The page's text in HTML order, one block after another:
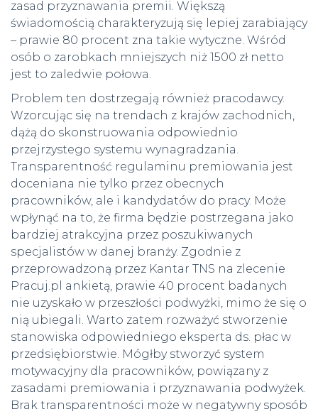
zasad przyznawania premii. Większą
świadomością charakteryzują się lepiej zarabiający
– prawie 80 procent zna takie wytyczne. Wśród
osób o zarobkach mniejszych niż 1500 zł netto
jest to zaledwie połowa.
Problem ten dostrzegają również pracodawcy.
Wzorcując się na trendach z krajów zachodnich,
dążą do skonstruowania odpowiednio
przejrzystego systemu wynagradzania.
Transparentność regulaminu premiowania jest
doceniana nie tylko przez obecnych
pracowników, ale i kandydatów do pracy. Może
wpłynąć na to, że firma będzie postrzegana jako
bardziej atrakcyjna przez poszukiwanych
specjalistów w danej branży. Zgodnie z
przeprowadzoną przez Kantar TNS na zlecenie
Pracuj.pl ankietą, prawie 40 procent badanych
nie uzyskało w przeszłości podwyżki, mimo że się o
nią ubiegali. Warto zatem rozważyć stworzenie
stanowiska odpowiedniego eksperta ds. płac w
przedsiębiorstwie. Mógłby stworzyć system
motywacyjny dla pracowników, powiązany z
zasadami premiowania i przyznawania podwyżek.
Brak transparentności może w negatywny sposób